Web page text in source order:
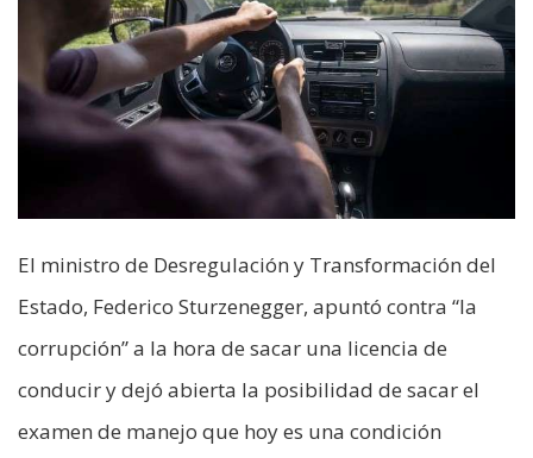
El ministro de Desregulación y Transformación del
Estado, Federico Sturzenegger, apuntó contra “la
corrupción” a la hora de sacar una licencia de
conducir y dejó abierta la posibilidad de sacar el
examen de manejo que hoy es una condición